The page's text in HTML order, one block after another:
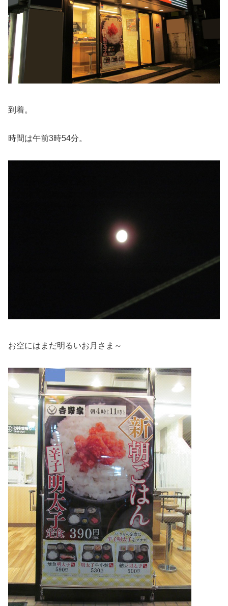
到着。
時間は午前3時54分。
お空にはまだ明るいお月さま～